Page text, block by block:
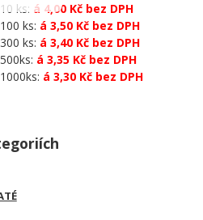
ks: á 4,00 Kč bez DPH
ks: á 3,50 Kč bez DPH
ks: á 3,40 Kč bez DPH
á 3,35 Kč bez DPH
á 3,30 Kč bez DPH